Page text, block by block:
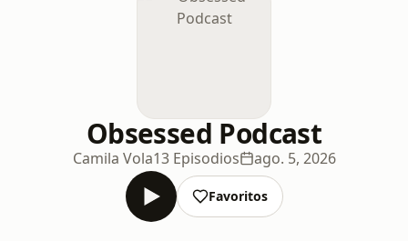
Obsessed Podcast
Camila Vola13 Episodios ago. 5, 2026
Favoritos